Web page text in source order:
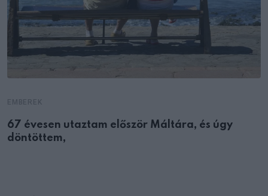
67 évesen utaztam először Máltára, és úgy
döntöttem,